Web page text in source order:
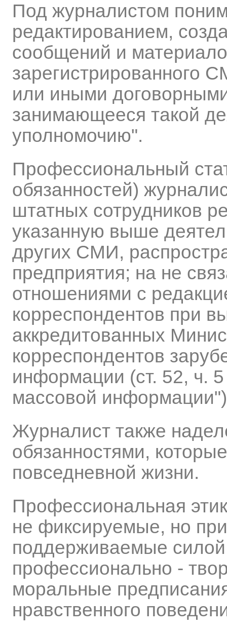
Под журналистом
редактированием,
сообщений и
зарегистрированного
или иными
занимающееся такой
уполномочию".
Профессиональный
обязанностей)
штатных сотрудников
указанную выше
других СМИ,
предприятия; на не
отношениями с
корреспондентов при
аккредитованных
корреспондентов
информации (ст. 52, ч.
массовой
Журналист также
обязанностями,
повседневной жизни.
Профессиональная
не фиксируемые, но
поддерживаемые
профессионально -
моральные
нравственного